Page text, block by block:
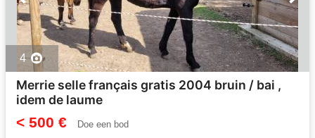
4
Merrie selle français gratis 2004 bruin / bai ,
idem de laume
< 500 € Doe een bod